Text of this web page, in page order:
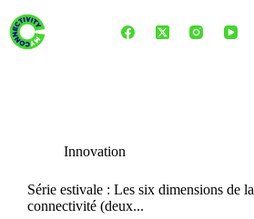
content
Innovation
Série estivale : Les six dimensions de la
connectivité (deux...